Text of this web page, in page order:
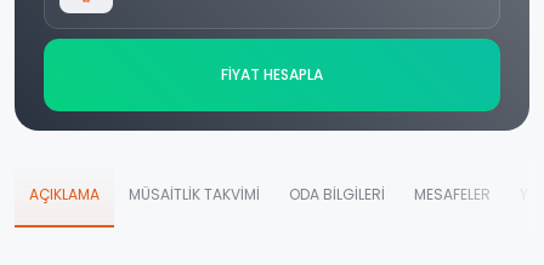
FİYAT HESAPLA
AÇIKLAMA MÜSAİTLİK TAKVİMİ ODA BİLGİLERİ MESAFELER